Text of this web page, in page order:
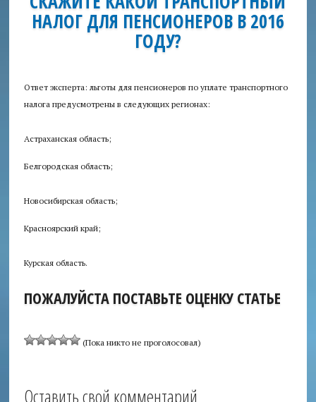
Аудит
Консультация
Приглашаем
авторов
+
НАЛОГ ДЛЯ ПЕНСИОНЕРОВ В 2016
ГОДУ?
Ответ эксперта: льготы для пенсионеров по уплате транспортного
налога предусмотрены в следующих регионах:
Астраханская область;
Белгородская область;
Новосибирская область;
Красноярский край;
Курская область.
ПОЖАЛУЙСТА ПОСТАВЬТЕ ОЦЕНКУ СТАТЬЕ
(Пока никто не проголосовал)
Оставить свой комментарий